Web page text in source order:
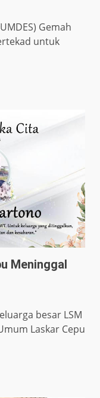
Gemah
untuk
Meninggal
besar LSM
Laskar Cepu